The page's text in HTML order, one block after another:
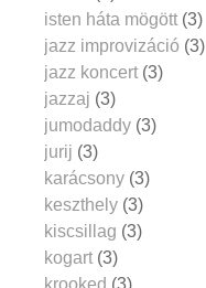
isten háta mögött (3)
jazz improvizáció (3)
jazz koncert (3)
jazzaj (3)
jumodaddy (3)
jurij (3)
karácsony (3)
keszthely (3)
kiscsillag (3)
kogart (3)
krooked (3)